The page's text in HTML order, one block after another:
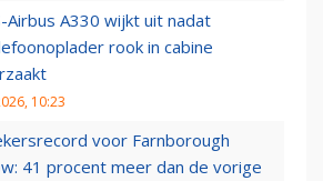
Airbus A330 wijkt uit nadat
rook in cabine
10:23
voor Farnborough
41 procent meer dan de vorige